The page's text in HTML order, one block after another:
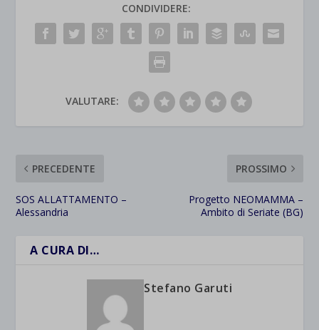
CONDIVIDERE:
VALUTARE:
PRECEDENTE
SOS ALLATTAMENTO –
Alessandria
PROSSIMO
Progetto NEOMAMMA –
Ambito di Seriate (BG)
A CURA DI…
Stefano Garuti